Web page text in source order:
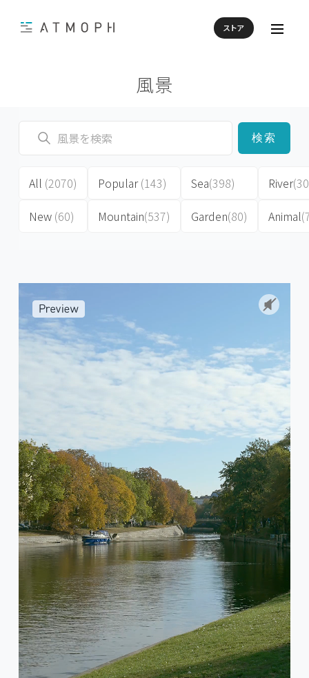
ストア
風景
検索
All (2070)
New (60)
Popular(143)
Mountain(537)
Sea(398)
Garden(80)
River
Animal